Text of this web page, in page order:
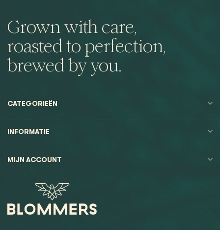
Grown with care,
roasted to perfection,
brewed by you.
CATEGORIEËN
INFORMATIE
MIJN ACCOUNT